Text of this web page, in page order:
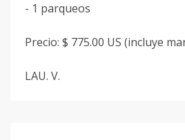
- 1 parqueos
Precio: $ 775.00 US (incluye
LAU. V.